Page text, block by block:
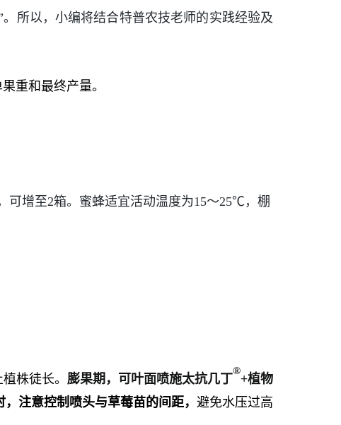
所以，小编将结合特普农技老师的实践经验及
重和最终产量。
可增至2箱。蜜蜂适宜活动温度为15～25℃，棚
植株徒长。 膨果期，可叶面喷施太抗几丁
®
+植物
，注意控制喷头与草莓苗的间距， 避免水压过高